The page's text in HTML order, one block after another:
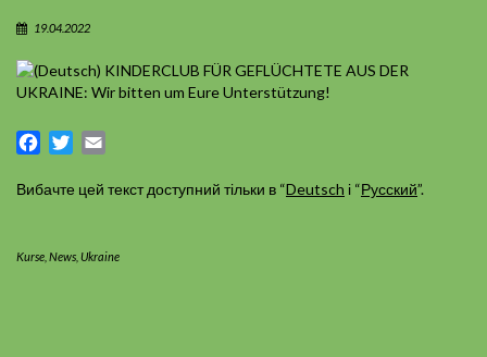
19.04.2022
Facebook
Twitter
Вибачте цей текст доступний тільки в “Deutsch і “Русский”.
Kurse News Ukraine